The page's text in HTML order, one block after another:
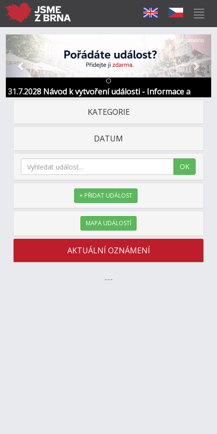
31.7.2028 Návod k vytvoření události - Informace a
kontakt
Předchozí Další
Sponzorováno
KATEGORIE
DATUM
OK
+ PŘIDAT UDÁLOST
MAPA UDÁLOSTÍ
AKTUÁLNÍ OZNÁMENÍ
---